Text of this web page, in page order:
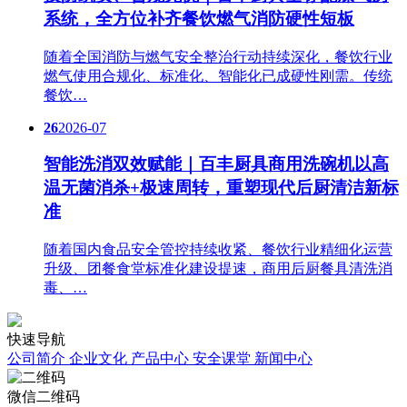
系统，全方位补齐餐饮燃气消防硬性短板
随着全国消防与燃气安全整治行动持续深化，餐饮行业
燃气使用合规化、标准化、智能化已成硬性刚需。传统
餐饮…
262026-07
智能洗消双效赋能｜百丰厨具商用洗碗机以高
温无菌消杀+极速周转，重塑现代后厨清洁新标
准
随着国内食品安全管控持续收紧、餐饮行业精细化运营
升级、团餐食堂标准化建设提速，商用后厨餐具清洗消
毒、…
快速导航
公司简介 企业文化 产品中心 安全课堂 新闻中心
微信二维码